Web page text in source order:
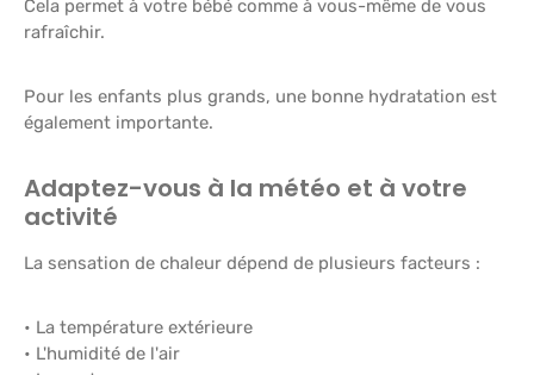
Cela permet à votre bébé comme à vous-même de vous
rafraîchir.
Pour les enfants plus grands, une bonne hydratation est
également importante.
Adaptez-vous à la météo et à votre
activité
La sensation de chaleur dépend de plusieurs facteurs :
• La température extérieure
• L'humidité de l'air